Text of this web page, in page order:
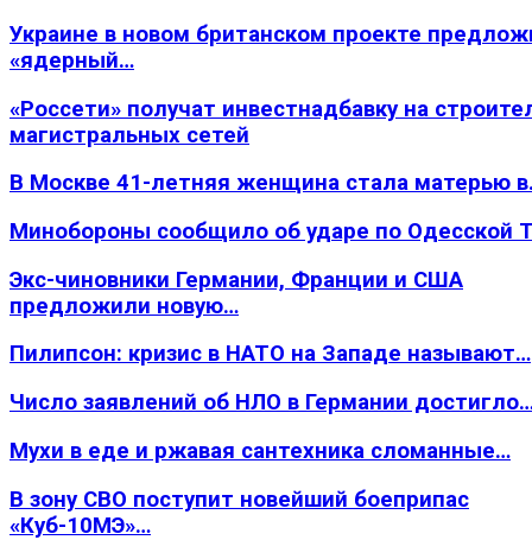
Украине в новом британском проекте
«ядерный…
«Россети» получат инвестнадбавку на
магистральных сетей
В Москве 41-летняя женщина стала матерью
Минобороны сообщило об ударе по Одесской
Экс-чиновники Германии, Франции и США
предложили новую…
Пилипсон: кризис в НАТО на Западе называют…
Число заявлений об НЛО в Германии
Мухи в еде и ржавая сантехника сломанные…
В зону СВО поступит новейший боеприпас
«Куб-10МЭ»…